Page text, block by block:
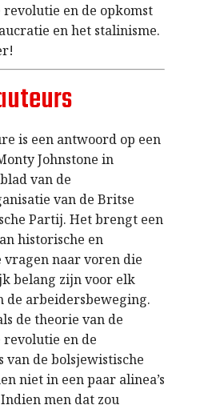
en de opkomst
en het stalinisme.
is een antwoord op een
Johnstone in
blad van de
van de Britse
Partij. Het brengt een
historische en
vragen naar voren die
belang zijn voor elk
de arbeidersbeweging.
de theorie van de
en de
van de bolsjewistische
niet in een paar alinea’s
men dat zou